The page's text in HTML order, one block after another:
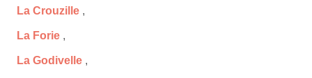
La Crouzille ,
La Forie ,
La Godivelle ,